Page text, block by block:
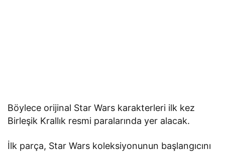
Böylece orijinal Star Wars karakterleri ilk kez
Birleşik Krallık resmi paralarında yer alacak.
İlk parça, Star Wars koleksiyonunun başlangıcını